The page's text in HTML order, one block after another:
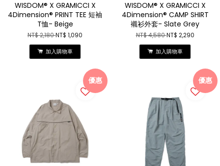
WISDOM® X GRAMICCI X
4Dimension® PRINT TEE 短袖
T恤- Beige
NT$ 2,180NT$ 1,090
加入購物車
WISDOM® X GRAMICCI X
4Dimension® CAMP SHIRT
襯衫外套- Slate Grey
NT$ 4,580NT$ 2,290
加入購物車
優惠 優惠